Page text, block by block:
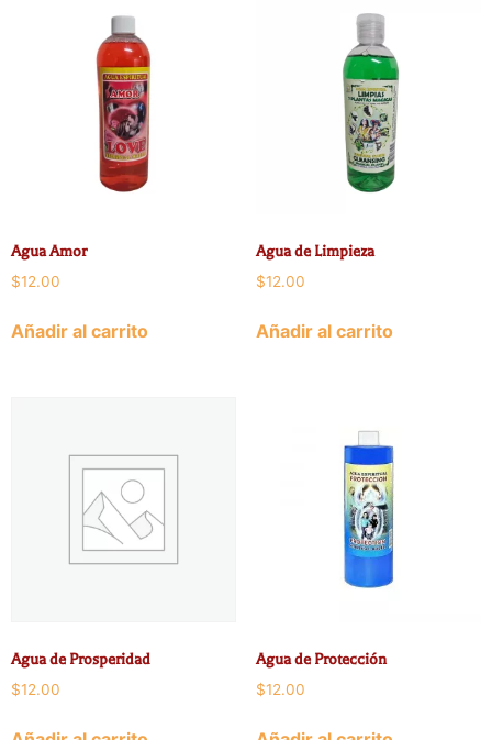
Agua Amor
$12.00
Añadir al carrito
Agua de Limpieza
$12.00
Añadir al carrito
Agua de Prosperidad
$12.00
Agua de Protección
$12.00